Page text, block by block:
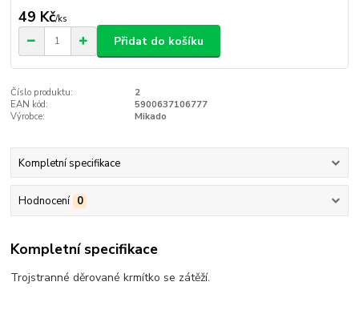
49 Kč/ks
Přidat do košíku
Číslo produktu:
2
EAN kód:
5900637106777
Výrobce:
Mikado
Kompletní specifikace
Hodnocení 0
Kompletní specifikace
Trojstranné děrované krmítko se zátěží.